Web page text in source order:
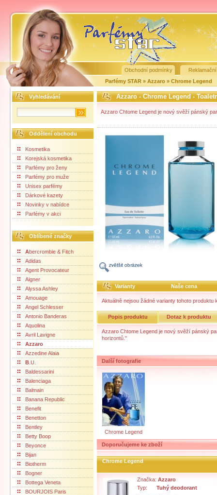
Obchodní podmínky
Parfémy STAR » Azzaro » Chrome Legend
Vyhledávání
Oddělení obchodu
Kosmetika
Korejská kosmetika
Parfémy pro ženy
Parfémy pro muže
Unisex parfémy
Dárkové kazety
Novinky v nabídce
Parfémy v akci
Oblíbené značky
Abercrombie & Fitch
Adidas
Agent Provocateur
Aigner
Alyssa Ashley
Amouage
Angel Schlesser
Antonio Banderas
Aquolina
Avril Lavigne
Azzaro
Azzedine Alaia
B .U.
Baldessarini
Balenciaga
Balmain
Banana Republic
Benefit
Benetton
Bentley
Betty Boop
Beyonce
Bijan
Biotherm
Bogner
Bottega Veneta
BOURJOIS Paris
Azzaro - Chrome Legend -
Azzaro Chtome Legend je nový svěží pánský
Varianty Naše cena
Aktuálně nejsou žádné varianty tohoto produktu
Popis produktu Dotaz k produktu
Azzaro Chtome Legend je nový svěží pánský
horizontů."
Další fotografie
Chrome Legend
Doporučujeme ke zboží
Chrome Legend
Značka: Azzaro
Typ:
Tuhý deodorant